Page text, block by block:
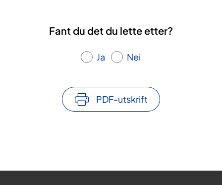
Fant du det du lette etter?
Ja Nei
PDF-utskrift